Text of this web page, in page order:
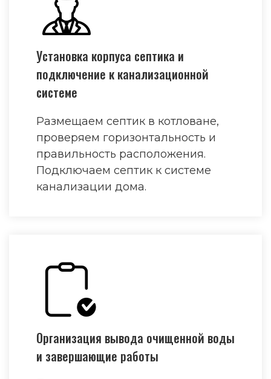
Установка корпуса септика и
подключение к канализационной
системе
Размещаем септик в котловане,
проверяем горизонтальность и
правильность расположения.
Подключаем септик к системе
канализации дома.
Организация вывода очищенной воды
и завершающие работы